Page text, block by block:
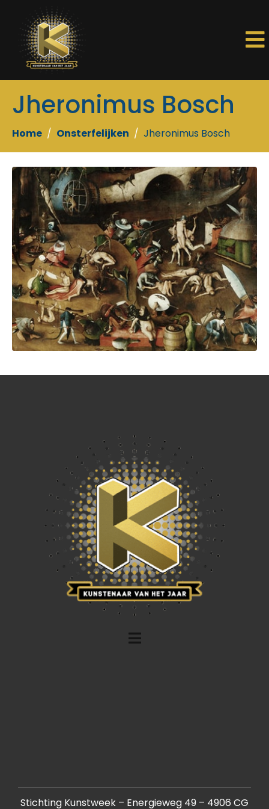
Jheronimus Bosch
Home Onsterfelijken Jheronimus Bosch
Stichting Kunstweek – Energieweg 49 – 4906 CG